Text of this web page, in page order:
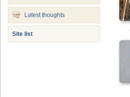
Latest thoughts
Site list